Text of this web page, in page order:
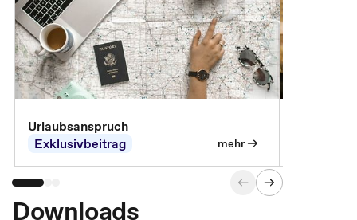
Urlaubsanspruch
Exklusivbeitrag
mehr
Downloads